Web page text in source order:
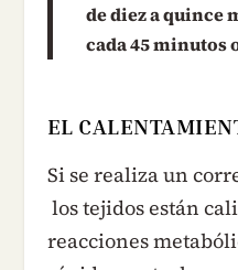
de diez a quince
cada 45 minutos
EL
Si se realiza un
los tejidos están
reacciones